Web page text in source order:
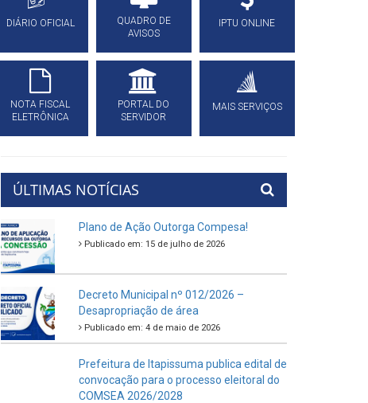
DIÁRIO OFICIAL
QUADRO DE
AVISOS
IPTU ONLINE
NOTA FISCAL
ELETRÔNICA
PORTAL DO
SERVIDOR
MAIS SERVIÇOS
ÚLTIMAS NOTÍCIAS
Plano de Ação Outorga Compesa!
Publicado em: 15 de julho de 2026
Decreto Municipal nº 012/2026 –
Desapropriação de área
Publicado em: 4 de maio de 2026
Prefeitura de Itapissuma publica edital de
convocação para o processo eleitoral do
COMSEA 2026/2028